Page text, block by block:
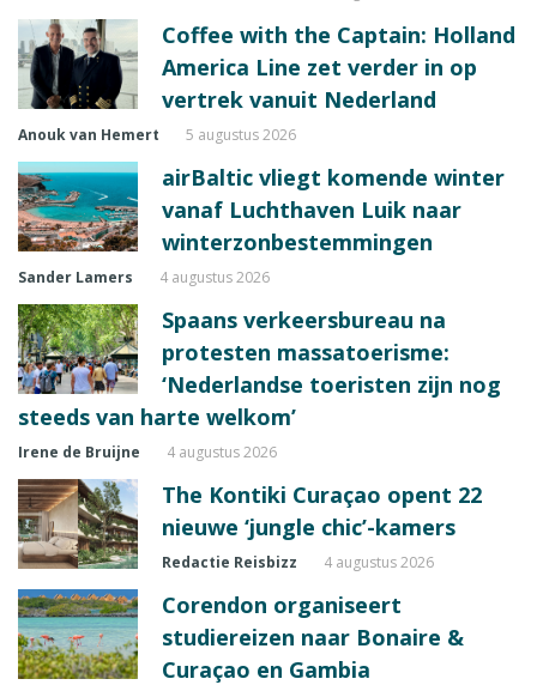
Coffee with the Captain: Holland
America Line zet verder in op
vertrek vanuit Nederland
Anouk van Hemert 5 augustus 2026
airBaltic vliegt komende winter
vanaf Luchthaven Luik naar
winterzonbestemmingen
Sander Lamers 4 augustus 2026
Spaans verkeersbureau na
protesten massatoerisme:
‘Nederlandse toeristen zijn nog
steeds van harte welkom’
Irene de Bruijne 4 augustus 2026
The Kontiki Curaçao opent 22
nieuwe ‘jungle chic’-kamers
Redactie Reisbizz 4 augustus 2026
Corendon organiseert
studiereizen naar Bonaire &
Curaçao en Gambia